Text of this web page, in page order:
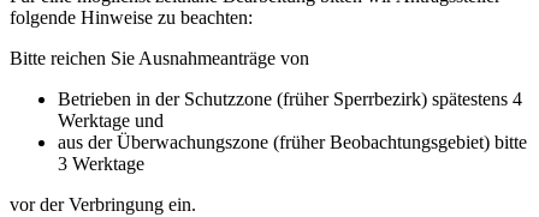
folgende Hinweise zu beachten:
Bitte reichen Sie Ausnahmeanträge von
Betrieben in der Schutzzone (früher Sperrbezirk) spätestens 4
Werktage und
aus der Überwachungszone (früher Beobachtungsgebiet) bitte
3 Werktage
vor der Verbringung ein.